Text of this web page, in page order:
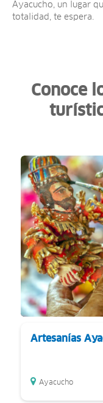
Ayacucho, un lugar
totalidad, te espera.
Conoce
Artesanías
Ayacucho